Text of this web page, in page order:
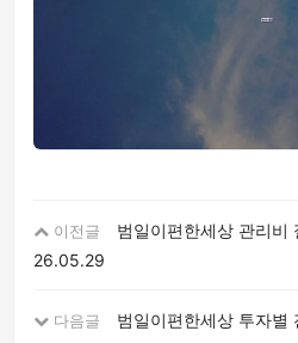
이전글
범일이편한세상 관리비
26.05.29
다음글 범일이편한세상 투자별